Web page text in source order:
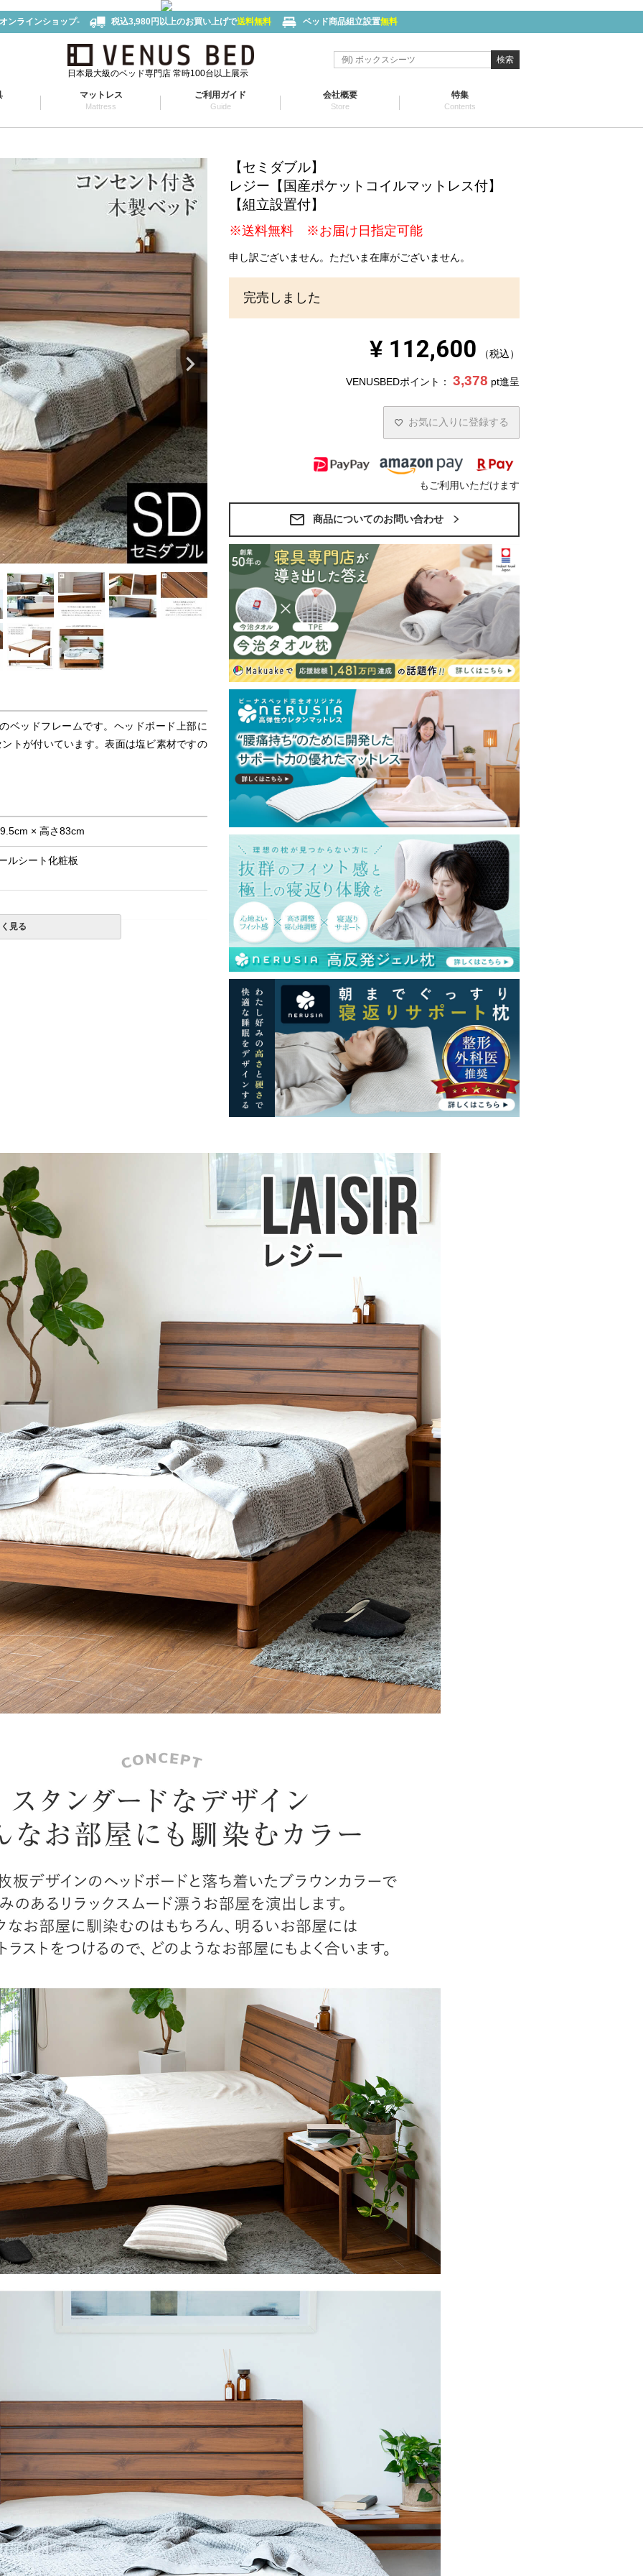
ンラインショップ- 税込3,980円以上のお買い上げで送料無料 ベッド商品組立設置無料
日本最大級のベッド専門店 常時100台以上展示
検索
マットレス
Mattress
ご利用ガイド
Guide
会社概要
Store
特集
Contents
ベッドフレームです。ヘッドボード上部に
トが付いています。表面は塩ビ素材ですの
× 高さ83cm
ルシート化粧板
見る
【セミダブル】
レジー【国産ポケットコイルマットレス付】
【組立設置付】
※送料無料 ※お届け日指定可能
申し訳ございません。ただいま在庫がございません。
完売しました
¥ 112,600 税込
VENUSBEDポイント： 3,378 pt進呈
お気に入りに登録する
もご利用いただけます
商品についてのお問い合わせ